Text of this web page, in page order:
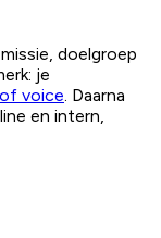
doelgroep
je
voice. Daarna
en intern,